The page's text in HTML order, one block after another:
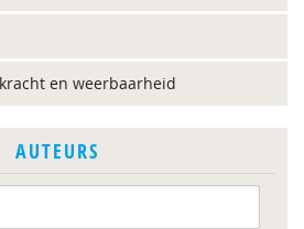
en weerbaarheid
AUTEURS